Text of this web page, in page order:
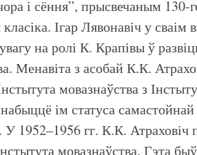
і сёння”, прысвечаным 130-
Ігар Лявонавіч у сваім
на ролі К. Крапівы ў
Менавіта з асобай К.К.
мовазнаўства з
ім статуса
У 1952–1956 гг. К.К. Атраховіч
мовазнаўства. Гэта